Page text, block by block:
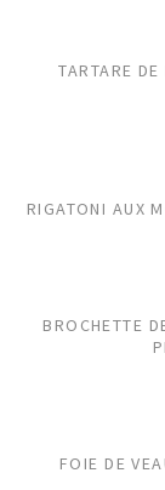
TARTARE
RIGATONI AUX
BROCHETTE
FOIE DE